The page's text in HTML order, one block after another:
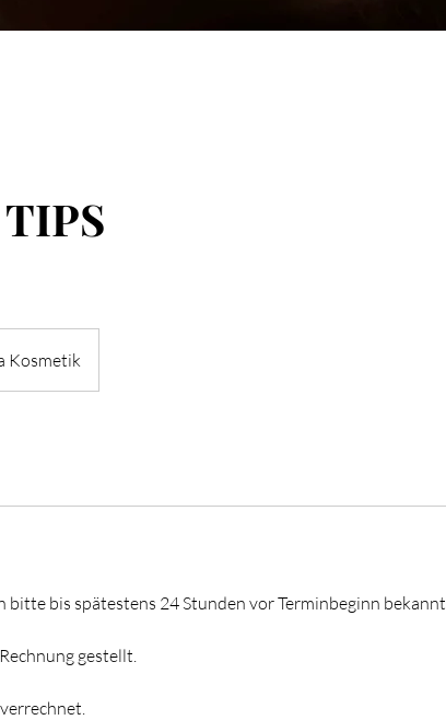
Kosmetik
bitte bis spätestens 24 Stunden vor Terminbeginn bekannt
gestellt.